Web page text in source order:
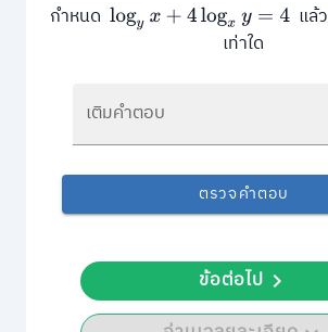
กำหนดlogyx+4logxy=4 แล้ว
เท่าใด
เติมคำตอบ
ตรวจคำตอบ
ข้อต่อไป